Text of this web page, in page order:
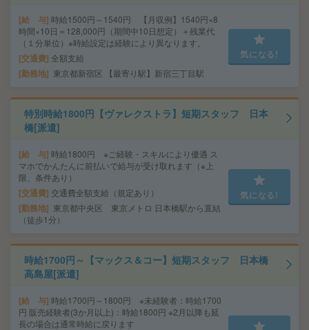
給 与 時給1500円～1540円 【月収例】1540円×8
時間×10日＝128,000円（期間中10日想定）＋残業代
（１分単位）※時給設定は経験により異なります。
交通費 全額支給
勤務地 東京都新宿区 【最寄り駅】新宿三丁目駅
気になる!
特別時給1800円【ヴァレクストラ】短期スタッフ 日本
橋[派遣]
給 与 時給1800円 ※ご経験・スキルにより優遇 ス
マホでかんたんに前払いで給与が受け取れます（※上
限、条件あり）
交通費 交通費全額支給（規定あり）
勤務地
東京都中央区 東京メトロ 日本橋駅から直結
（徒歩1分）
気になる!
時給1700円～【マックス＆コー】短期スタッフ 日本橋
高島屋[派遣]
給 与 時給1700円～1800円 ※未経験者：時給1700
円 販売経験者(3か月以上)：時給1800円 ※2月以降も延
長の場合は通常時給に戻ります